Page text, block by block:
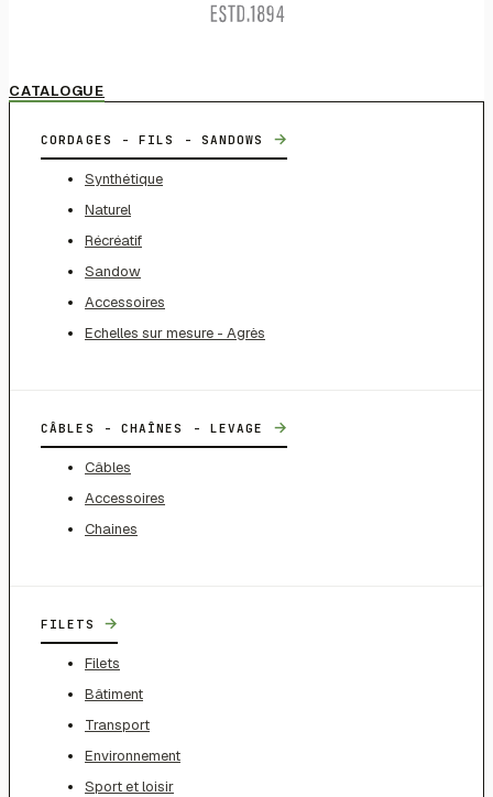
CATALOGUE
CORDAGES - FILS - SANDOWS →
Synthétique
Naturel
Récréatif
Sandow
Accessoires
Echelles sur mesure - Agrès
CÂBLES - CHAÎNES - LEVAGE →
Câbles
Accessoires
Chaines
FILETS →
Filets
Bâtiment
Transport
Environnement
Sport et loisir